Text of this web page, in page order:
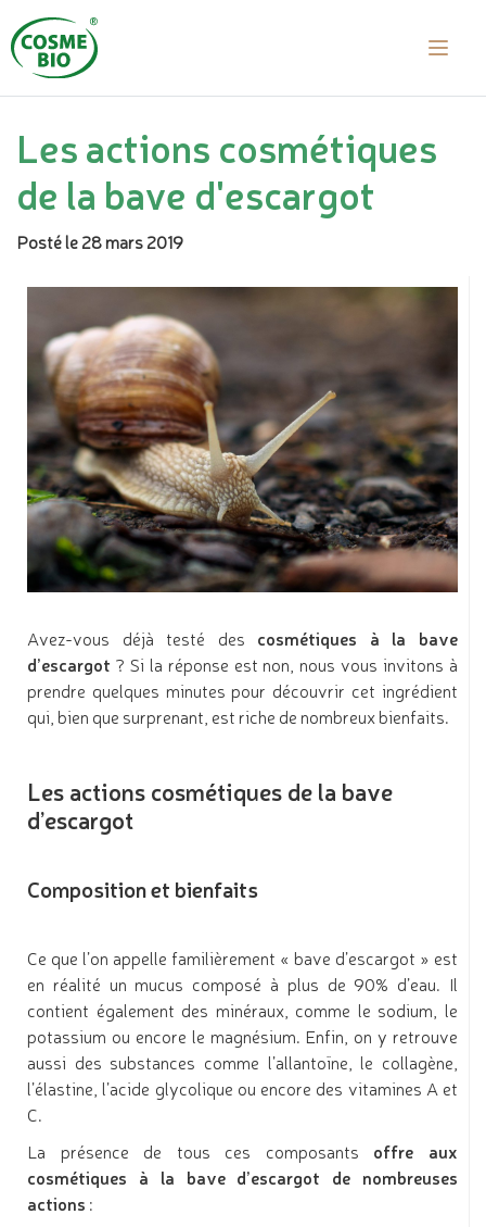
Les actions cosmétiques
de la bave d'escargot
Posté le 28 mars 2019
Avez-vous déjà testé des cosmétiques à la bave
d’escargot ? Si la réponse est non, nous vous invitons à
prendre quelques minutes pour découvrir cet ingrédient
qui, bien que surprenant, est riche de nombreux bienfaits.
Les actions cosmétiques de la bave
d’escargot
Composition et bienfaits
Ce que l’on appelle familièrement « bave d’escargot » est
en réalité un mucus composé à plus de 90% d’eau. Il
contient également des minéraux, comme le sodium, le
potassium ou encore le magnésium. Enfin, on y retrouve
aussi des substances comme l’allantoïne, le collagène,
l’élastine, l’acide glycolique ou encore des vitamines A et
C.
La présence de tous ces composants offre aux
cosmétiques à la bave d’escargot de nombreuses
actions :